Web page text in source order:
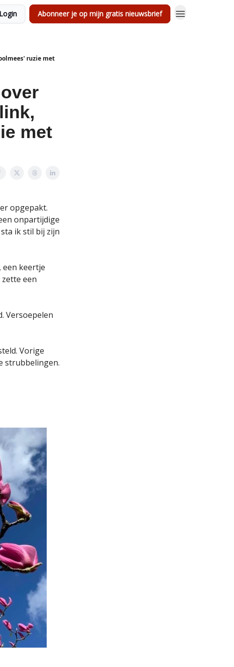
Login Abonneer je op mijn gratis nieuwsbrief
ruzie met
met
opgepakt.
onpartijdige
ik stil bij zijn
een keertje
een
Versoepelen
Vorige
strubbelingen.